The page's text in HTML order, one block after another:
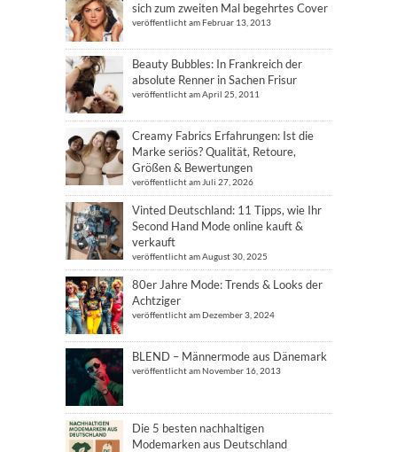
sich zum zweiten Mal begehrtes Cover
veröffentlicht am Februar 13, 2013
Beauty Bubbles: In Frankreich der
absolute Renner in Sachen Frisur
veröffentlicht am April 25, 2011
Creamy Fabrics Erfahrungen: Ist die
Marke seriös? Qualität, Retoure,
Größen & Bewertungen
veröffentlicht am Juli 27, 2026
Vinted Deutschland: 11 Tipps, wie Ihr
Second Hand Mode online kauft &
verkauft
veröffentlicht am August 30, 2025
80er Jahre Mode: Trends & Looks der
Achtziger
veröffentlicht am Dezember 3, 2024
BLEND – Männermode aus Dänemark
veröffentlicht am November 16, 2013
Die 5 besten nachhaltigen
Modemarken aus Deutschland